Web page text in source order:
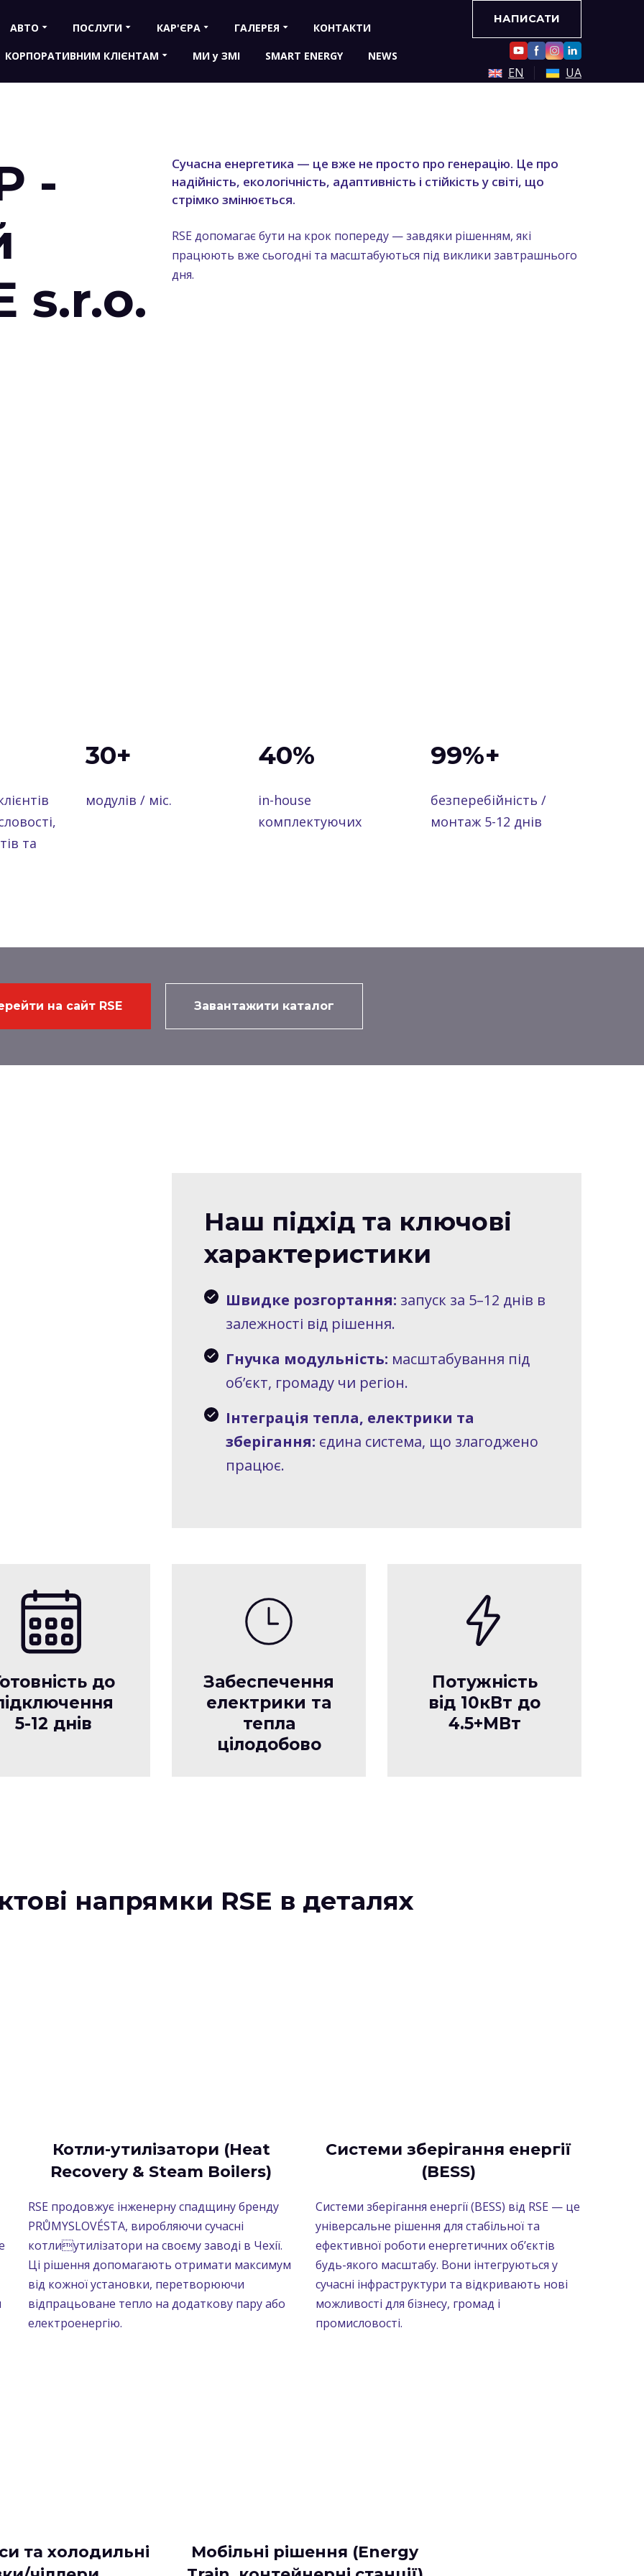
АВТО ПОСЛУГИ КАР'ЄРА ГАЛЕРЕЯ КОНТАКТИ
КОРПОРАТИВНИМ КЛІЄНТАМ МИ у ЗМІ SMART ENERGY NEWS
НАПИСАТИ
EN UA
-
s.r.o.
Сучасна енергетика — це вже не просто про генерацію. Це про
надійність, екологічність, адаптивність і стійкість у світі, що
стрімко змінюється.
RSE допомагає бути на крок попереду — завдяки рішенням, які
працюють вже сьогодні та масштабуються під виклики завтрашнього
дня.
та
30+
модулів / міс.
40%
in-house
комплектуючих
99%+
безперебійність /
монтаж 5-12 днів
на сайт RSE Завантажити каталог
Наш підхід та ключові
характеристики
Швидке розгортання: запуск за 5–12 днів в
залежності від рішення.
Гнучка модульність: масштабування під
об’єкт, громаду чи регіон.
Інтеграція тепла, електрики та
зберігання: єдина система, що злагоджено
працює.
до
5-12 днів
Забеспечення
електрики та
тепла
цілодобово
Потужність
від 10кВт до
4.5+МВт
напрямки RSE в деталях
Котли-утилізатори (Heat
Recovery & Steam Boilers)
RSE продовжує інженерну спадщину бренду
PRŮMYSLOVÉSTA, виробляючи сучасні
котлиутилізатори на своєму заводі в Чехії.
Ці рішення допомагають отримати максимум
від кожної установки, перетворюючи
відпрацьоване тепло на додаткову пару або
електроенергію.
Системи зберігання енергії
(BESS)
Системи зберігання енергії (BESS) від RSE — це
універсальне рішення для стабільної та
ефективної роботи енергетичних об’єктів
будь-якого масштабу. Вони інтегруються у
сучасні інфраструктури та відкривають нові
можливості для бізнесу, громад і
промисловості.
та холодильні
Мобільні рішення (Energy